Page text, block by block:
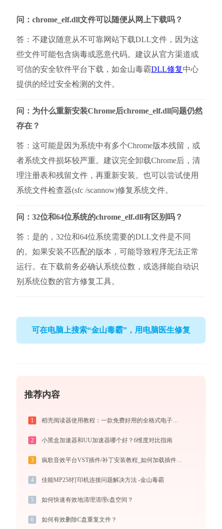
问：chrome_elf.dll文件可以随便从网上下载吗？
答：不建议随意从不可靠网站下载DLL文件，因为这
些文件可能包含病毒或恶意代码。建议从官方渠道或
可信的安全软件平台下载，如金山毒霸DLL修复中心
提供的经过安全检测的文件。
问：为什么重新安装Chrome后chrome_elf.dll问题仍然
存在？
答：这可能是因为系统中有多个Chrome版本残留，或
者系统文件损坏较严重。建议完全卸载Chrome后，清
理注册表和残留文件，再重新安装。也可以尝试使用
系统文件检查器(sfc /scannow)修复系统文件。
问：32位和64位系统的chrome_elf.dll有区别吗？
答：是的，32位和64位系统需要的DLL文件是不同
的。如果安装不匹配的版本，可能导致程序无法正常
运行。在下载前务必确认系统位数，或选择能自动识
别系统位数的官方修复工具。
可在电脑上搜索“金山毒霸”，用电脑医生修复
推荐内容
1 稻壳阅读器使用教程：一款免费好用的全格式电子书与文档阅读神器
2 小黑盒加速器和UU加速器哪个好？6维度对比指南
3 疯歌音效平台VST插件/补丁安装教程_如何加载插件效果包
4 佳能MP258打印机连接问题解决方法 -金山毒霸
5 如何快速有效地清理清理c盘空间？
6 如何有效删除C盘重复文件？